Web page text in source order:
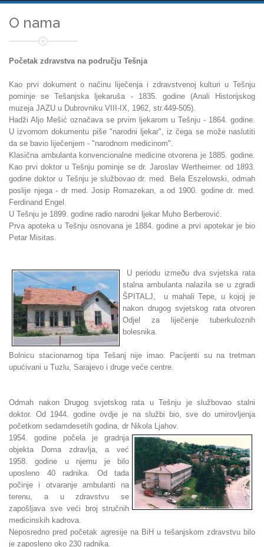
O nama
Početak zdravstva na području Tešnja
Kao prvi dokument o načinu liječenja i zdravstvenoj kulturi u Tešnju
pominje se Tešanjska ljekaruša - 1835. godine (Anali Historijskog
muzeja JAZU u Dubrovniku VIII-IX, 1962, str.449-505).
Hadži Aljo Mešić označava se prvim ljekarom u Tešnju - 1864. godine.
U izvornom dokumentu piše "narodni ljekar", iz čega se može naslutiti
da se bavio liječenjem - "narodnom medicinom".
Klasična ambulanta konvencionalne medicine otvorena je 1885. godine.
Kao prvi doktor u Tešnju pominje se dr. Jaroslav Wertheimer. od 1893.
godine doktor u Tešnju je službovao dr. med. Bela Eszelowski, odmah
poslije njega - dr med. Josip Romazekan, a od 1900. godine dr. med.
Ferdinand Engel.
U Tešnju je 1899. godine radio narodni ljekar Muho Berberović.
Prva apoteka u Tešnju osnovana je 1884. godine a prvi apotekar je bio
Petar Misitas.
U periodu izmeðu dva svjetska rata
stalna ambulanta nalazila se u zgradi
ŠPITALJ, u mahali Tepe, u kojoj je
nakon drugog svjetskog rata otvoren
Odjel za liječenje tuberkuloznih
bolesnika.
Bolnicu stacionarnog tipa Tešanj nije imao. Pacijenti su na tretman
upućivani u Tuzlu, Sarajevo i druge veće centre.
Odmah nakon Drugog svjetskog rata u Tešnju je službovao stalni
doktor. Od 1944. godine ovdje je na službi bio, sve do umirovljenja
početkom sedamdesetih godina, dr Nikola Ljahov.
1954. godine počela je gradnja
objekta Doma zdravlja, a već
1958. godine u njemu je bilo
uposleno 40 radnika. Od tada
počinje i otvaranje ambulanti na
terenu, a u zdravstvu se
zapošljava sve veći broj stručnih
medicinskih kadrova.
Neposredno pred početak agresije na BiH u tešanjskom zdravstvu bilo
je zaposleno oko 230 radnika.